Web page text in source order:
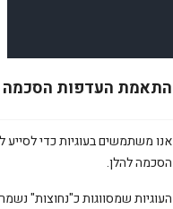
התאמת העדפות הסכמה
אנו משתמשים בעוגיות כדי לסייע
הסכמה להלן.
העוגיות שמסווגות כ"נחוצות"